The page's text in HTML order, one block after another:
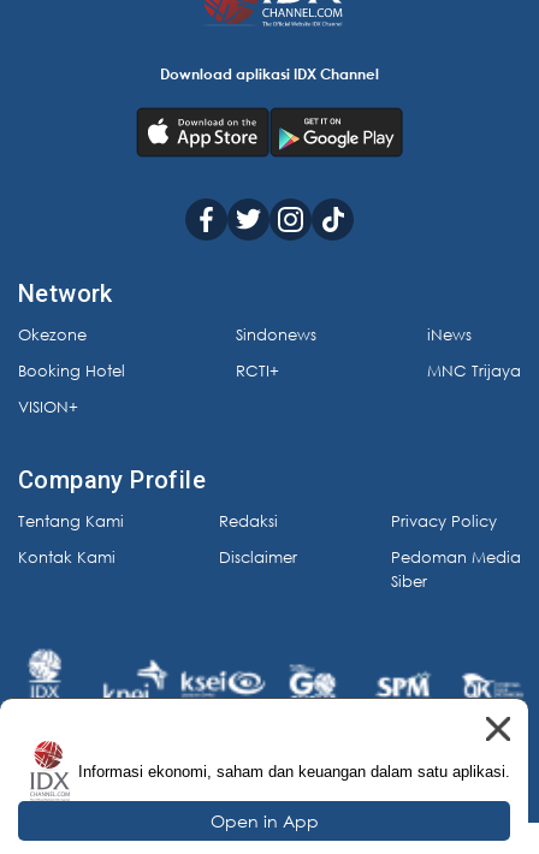
Download aplikasi IDX Channel
Network
Okezone
Booking Hotel
VISION+
Sindonews
RCTI+
iNews
MNC Trijaya
Company Profile
Tentang Kami
Kontak Kami
Redaksi
Disclaimer
Privacy Policy
Pedoman Media
Siber
© 2026 IDX Channel. All Rights Reserved.
Informasi ekonomi, saham dan keuangan dalam satu aplikasi.
Open in App